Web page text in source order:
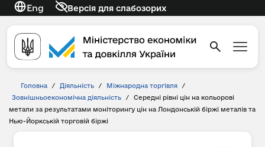
Eng Версія для слабозорих
Головна / Діяльність / Міжнародна торгівля
/
Зовнішньоекономічна діяльність
/
Середні рівні цін на кольорові
метали за результатами моніторингу цін на Лондонській біржі металів та
Нью-Йоркській торговій біржі